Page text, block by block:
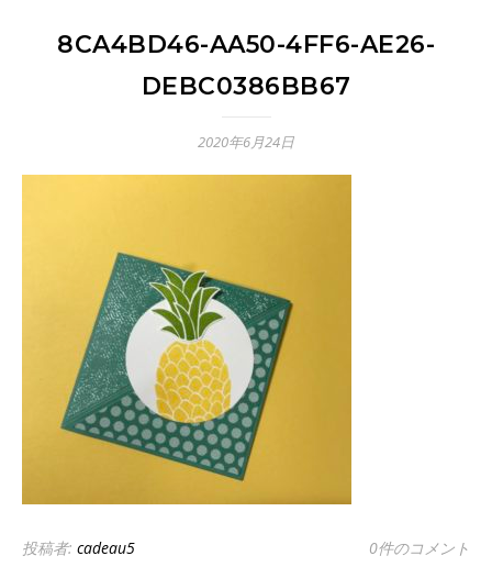
8CA4BD46-AA50-4FF6-AE26-
DEBC0386BB67
2020年6月24日
投稿者: cadeau5 0件のコメント